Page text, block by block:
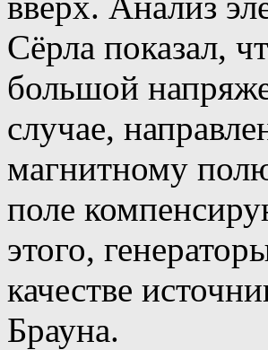
Сёрла показал,
большой
случае,
магнитному
поле
этого,
качестве
Брауна.